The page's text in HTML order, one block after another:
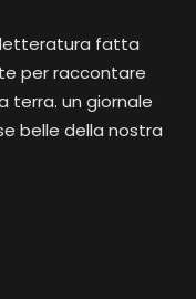
letteratura fatta
per raccontare
terra. un giornale
belle della nostra